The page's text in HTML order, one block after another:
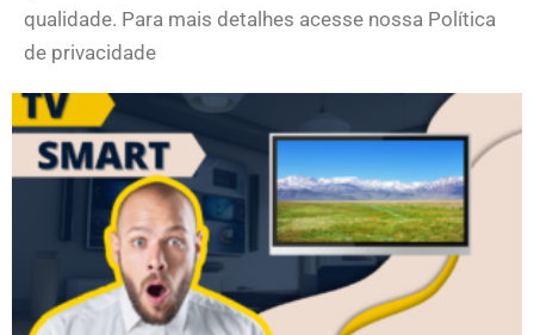
qualidade. Para mais detalhes acesse nossa Política
de privacidade